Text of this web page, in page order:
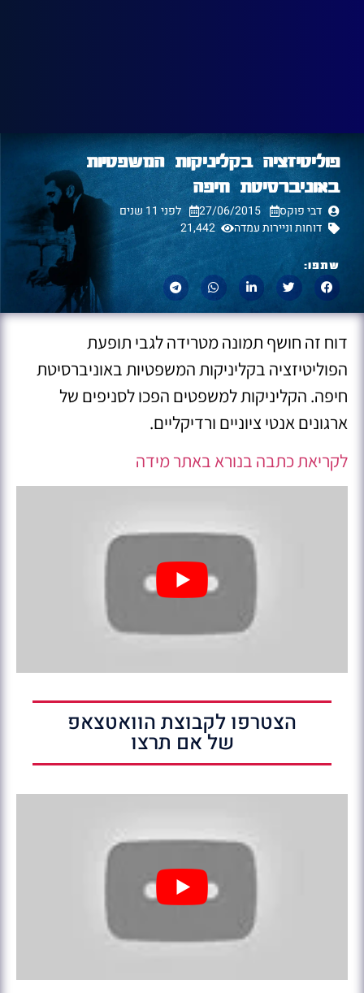
פוליטיזציה בקליניקות המשפטיות
באוניברסיטת חיפה
דבי פוקס 27/06/2015
לפני 11 שנים
דוחות וניירות עמדה
21,442
שתפו:
דוח זה חושף תמונה מטרידה לגבי תופעת
הפוליטיזציה בקליניקות המשפטיות באוניברסיטת
חיפה. הקליניקות למשפטים הפכו לסניפים של
ארגונים אנטי ציוניים ורדיקליים.
לקריאת כתבה בנורא באתר מידה
הצטרפו לקבוצת הוואטצאפ
של אם תרצו